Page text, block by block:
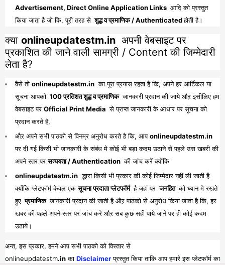
Advertisement, Direct Online Application Links आदि को प्रस्तुत
किया जाता है जो कि, पूरी तरह से शुद्ध व प्रमाणिक / Authenticatedहोती है।
क्या onlineupdatestm.in अपनी वेबसाइट पर
प्रकाशित की जाने वाली सामग्री / Content की जिम्मेदारी
लेता है?
वैसे तो onlineupdatestm.in का पूरा प्रयास रहता है कि, अपने हर आर्टिकल या
सूचना आपको 100 प्रतिशत शुद्ध व प्रमाणिक जानकारी प्रदान की जाये औऱ इसीलिए हम
वेबसाइट पर Official Print Media से प्राप्त जानकारी के आधार पर सूचना को
प्रदान करते है,
औऱ अपने सभी पाठको से विनम्र अनुरोध करते है कि, आपonlineupdatestm.in
पर दी गई किसी भी जानकारी के संबंध मे कोई भी बड़ा कदम उठाने से पहले उस खबरी की
अपने स्तर परसत्ययता / Authentication की जांच करें क्योंकि
onlineupdatestm.in द्धारा किसी भी प्रकार की कोई जिम्मेदार नहीं ली जाती है
क्योंकि प्लेटफॉर्म केवल एकसूचना प्रदाता प्लेटफॉर्म है जहां पर जनहित को ध्यान मे रखते
हुए प्रमाणिक जानकारी प्रदान की जाती है औऱ पाठको से अनुरोध किया जाता है कि, हर
खबर की पहले अपने स्तर पर जांच करे औऱ सब कुछ सही पाये जाने पर ही कोई कदम
उठाये।
अन्त, इस प्रकार, हमने आप सभी पाठको को विस्तार से
onlineupdatestm.inका Disclaimerप्रस्तुत किया ताकि आप हमारे इस प्लेटफॉर्म का